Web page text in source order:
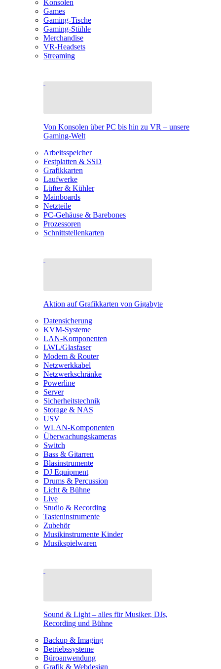
Konsolen
Games
Gaming-Tische
Gaming-Stühle
Merchandise
VR-Headsets
Streaming
Von Konsolen über PC bis hin zu VR – unsere
Gaming-Welt
Arbeitsspeicher
Festplatten & SSD
Grafikkarten
Laufwerke
Lüfter & Kühler
Mainboards
Netzteile
PC-Gehäuse & Barebones
Prozessoren
Schnittstellenkarten
Aktion auf Grafikkarten von Gigabyte
Datensicherung
KVM-Systeme
LAN-Komponenten
LWL/Glasfaser
Modem & Router
Netzwerkkabel
Netzwerkschränke
Powerline
Server
Sicherheitstechnik
Storage & NAS
USV
WLAN-Komponenten
Überwachungskameras
Switch
Bass & Gitarren
Blasinstrumente
DJ Equipment
Drums & Percussion
Licht & Bühne
Live
Studio & Recording
Tasteninstrumente
Zubehör
Musikinstrumente Kinder
Musikspielwaren
Sound & Light – alles für Musiker, DJs,
Recording und Bühne
Backup & Imaging
Betriebssysteme
Büroanwendung
Grafik & Webdesign